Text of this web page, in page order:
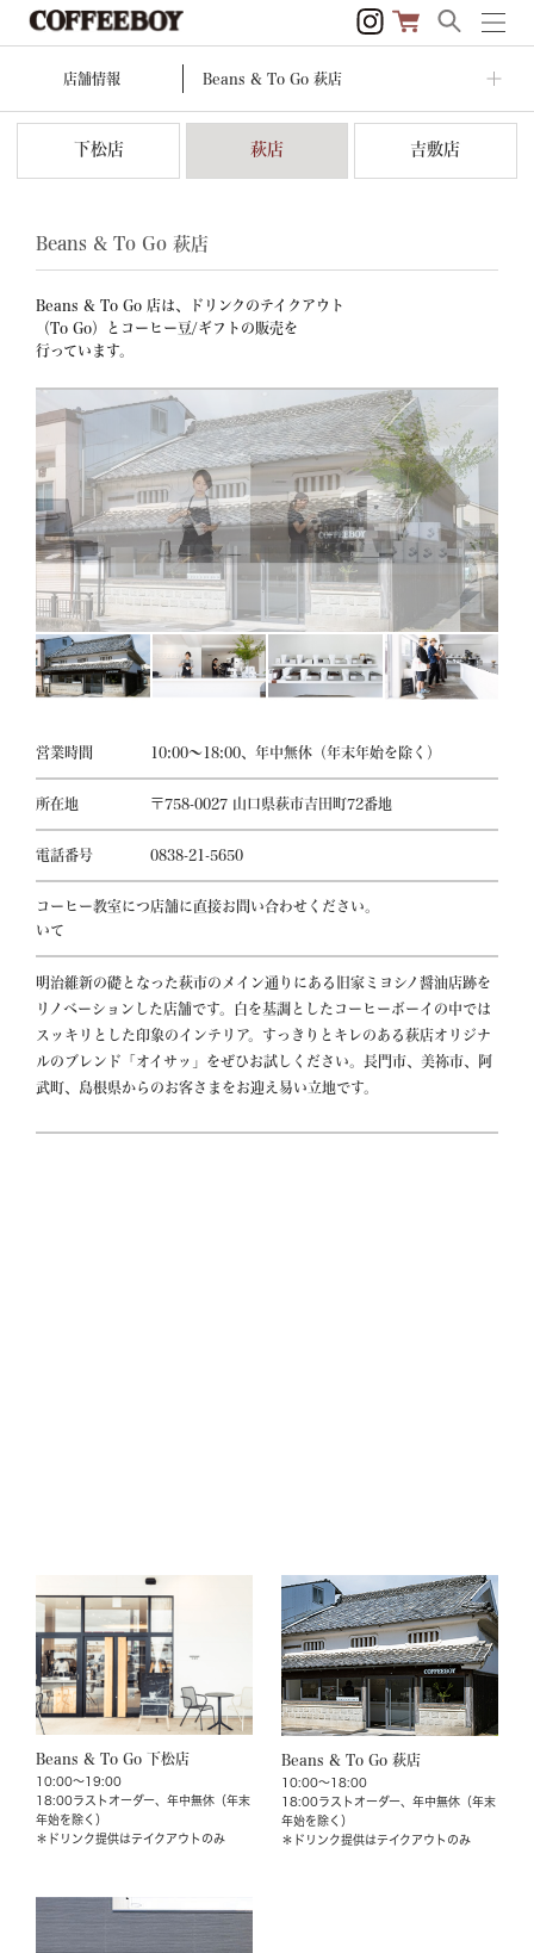
店舗情報 Beans & To Go 萩店
下松店 萩店 吉敷店
Beans & To Go 萩店
Beans & To Go 店は、ドリンクのテイクアウト
（To Go）とコーヒー豆/ギフトの販売を
行っています。
営業時間 10:00～18:00、年中無休（年末年始を除く）
所在地 〒758-0027 山口県萩市吉田町72番地
電話番号 0838-21-5650
コーヒー教室につ
いて
店舗に直接お問い合わせください。
明治維新の礎となった萩市のメイン通りにある旧家ミヨシノ醤油店跡を
リノベーションした店舗です。白を基調としたコーヒーボーイの中では
スッキリとした印象のインテリア。すっきりとキレのある萩店オリジナ
ルのブレンド「オイサッ」をぜひお試しください。長門市、美祢市、阿
武町、島根県からのお客さまをお迎え易い立地です。
Beans & To Go 下松店
10:00～19:00
18:00ラストオーダー、年中無休（年末
年始を除く）
＊ドリンク提供はテイクアウトのみ
Beans & To Go 萩店
10:00～18:00
18:00ラストオーダー、年中無休（年末
年始を除く）
＊ドリンク提供はテイクアウトのみ